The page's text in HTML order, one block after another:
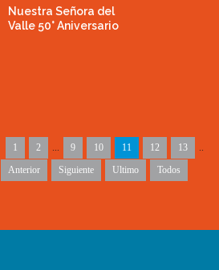
Nuestra Señora del
Valle 50° Aniversario
1 2 ... 9 10 11 12 13
..
Anterior Siguiente Ultimo Todos